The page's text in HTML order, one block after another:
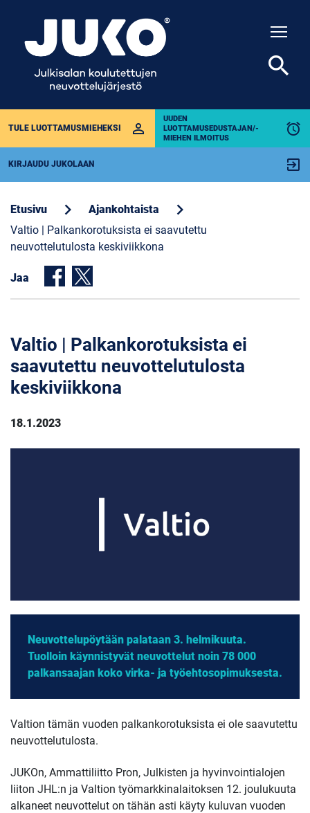
TULE LUOTTAMUSMIEHEKSI perm_identity
UUDEN
LUOTTAMUSEDUSTAJAN/-
MIEHEN ILMOITUS
alarm
KIRJAUDU JUKOLAAN exit_to_app
search
Etusivu chevron_right Ajankohtaista chevron_right
Valtio | Palkankorotuksista ei saavutettu
neuvottelutulosta keskiviikkona
Jaa
Valtio | Palkankorotuksista ei
saavutettu neuvottelutulosta
keskiviikkona
18.1.2023
Neuvottelupöytään palataan 3. helmikuuta.
Tuolloin käynnistyvät neuvottelut noin 78 000
palkansaajan koko virka- ja työehtosopimuksesta.
Valtion tämän vuoden palkankorotuksista ei ole saavutettu
neuvottelutulosta.
JUKOn, Ammattiliitto Pron, Julkisten ja hyvinvointialojen
liiton JHL:n ja Valtion työmarkkinalaitoksen 12. joulukuuta
alkaneet neuvottelut on tähän asti käyty kuluvan vuoden